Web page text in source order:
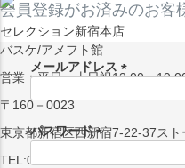
セレクション新宿本店
バスケ/アメフト館
営業：平日・土日祝13:00～
〒160－0023
東京都新宿区西新宿7-22-37ス
TEL:03-5338-7231
会員登録がお済みのお客
メールアドレス
須
)
パスワード